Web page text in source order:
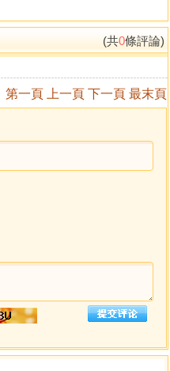
(共0條評論)
第一頁 上一頁 下一頁 最末頁